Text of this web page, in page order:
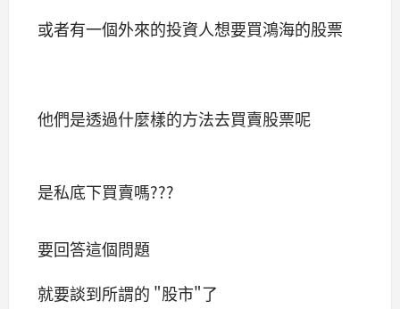
或者有一個外來的投資人想要買鴻海的股票
他們是透過什麼樣的方法去買賣股票呢
是私底下買賣嗎???
要回答這個問題
就要談到所謂的 "股市"了